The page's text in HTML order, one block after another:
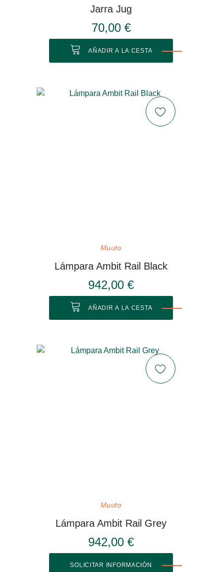
Jarra Jug
70,00 €
AÑADIR A LA CESTA
Muuto
Lámpara Ambit Rail Black
942,00 €
AÑADIR A LA CESTA
Muuto
Lámpara Ambit Rail Grey
942,00 €
SOLICITAR INFORMACIÓN